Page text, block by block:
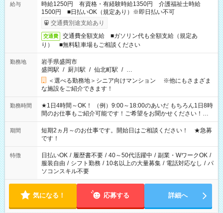
給与
時給1250円 有資格・有経験時給1350円 介護福祉士時給
1500円 ■日払いOK（規定あり）※即日払い不可
交通費別途支給あり
交通費
交通費全額支給 ■ガソリン代も全額支給（規定あ
り） ■無料駐車場もご相談ください
勤務地
岩手県盛岡市
盛岡駅 / 厨川駅 / 仙北町駅 / …
＜選べる勤務地＞シニア向けマンション ※他にもさまざま
な施設をご紹介できます！
勤務時間
★1日4時間～OK！ （例）9:00～18:00のあいだ もちろん1日8時
間のお仕事もご紹介可能です！ご希望をお聞かせください！★
家庭の都合でお休みが必要な場合も遠慮なくご相談ください。
※週最低15時間以上の勤務が必要です
期間
短期2ヵ月～のお仕事です。開始日はご相談ください！ ★急募
です！
特徴 日払いOK / 履歴書不要 / 40～50代活躍中 / 副業・WワークOK /
服装自由 / シフト勤務 / 10名以上の大量募集 / 電話対応なし / パ
ソコンスキル不要
気になる！ 応募する 詳細へ